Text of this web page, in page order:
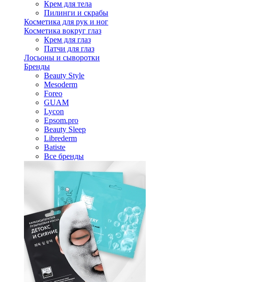
Крем для тела
Пилинги и скрабы
Косметика для рук и ног
Косметика вокруг глаз
Крем для глаз
Патчи для глаз
Лосьоны и сыворотки
Бренды
Beauty Style
Mesoderm
Foreo
GUAM
Lycon
Epsom.pro
Beauty Sleep
Librederm
Batiste
Все бренды